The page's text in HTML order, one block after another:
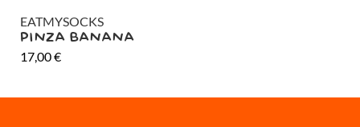
EATMYSOCKS
PINZA BANANA
17,00€